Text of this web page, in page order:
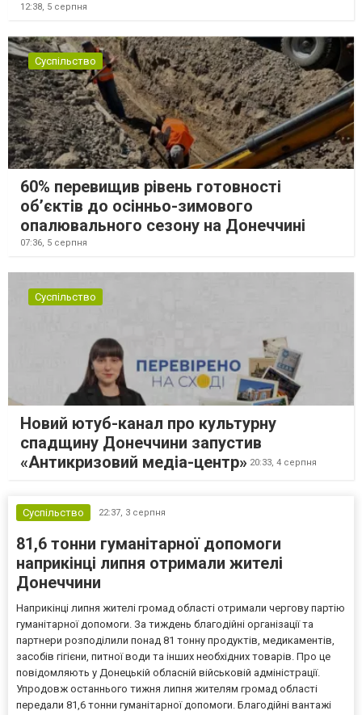
12:38, 5 серпня
Суспільство
60% перевищив рівень готовності
об’єктів до осінньо-зимового
опалювального сезону на Донеччині
07:36, 5 серпня
Суспільство
Новий ютуб-канал про культурну
спадщину Донеччини запустив
«Антикризовий медіа-центр» 20:33, 4 серпня
Суспільство 22:37, 3 серпня
81,6 тонни гуманітарної допомоги
наприкінці липня отримали жителі
Донеччини
Наприкінці липня жителі громад області отримали чергову партію
гуманітарної допомоги. За тиждень благодійні організації та
партнери розподілили понад 81 тонну продуктів, медикаментів,
засобів гігієни, питної води та інших необхідних товарів. Про це
повідомляють у Донецькій обласній військовій адміністрації.
Упродовж останнього тижня липня жителям громад області
передали 81,6 тонни гуманітарної допомоги. Благодійні вантажі